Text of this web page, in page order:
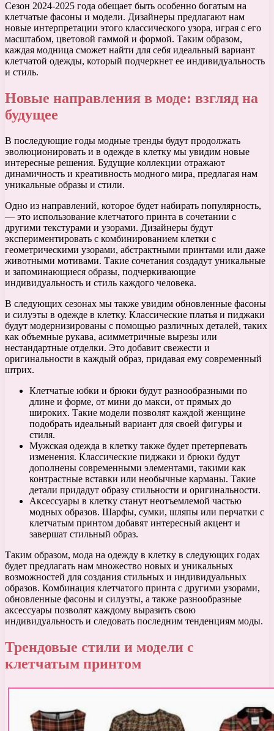
Сезон 2024-2025 года обещает быть особенно богатым на
клетчатые фасоны и модели. Дизайнеры предлагают нам
новые интерпретации этого классического узора, играя с его
масштабом, цветовой гаммой и формой. Таким образом,
каждая модница сможет найти для себя идеальный вариант
клетчатой одежды, который подчеркнет ее индивидуальность
и стиль.
Новые направления в моде: взгляд на
будущее
В последующие годы модные тренды будут продолжать
эволюционировать и в одежде в клетку мы увидим новые
интересные решения. Будущие коллекции отражают
динамичность и креативность модного мира, предлагая нам
уникальные образы и стили.
Одно из направлений, которое будет набирать популярность,
— это использование клетчатого принта в сочетании с
другими текстурами и узорами. Дизайнеры будут
экспериментировать с комбинированием клетки с
геометрическими узорами, абстрактными принтами или даже
животными мотивами. Такие сочетания создадут уникальные
и запоминающиеся образы, подчеркивающие
индивидуальность и стиль каждого человека.
В следующих сезонах мы также увидим обновленные фасоны
и силуэты в одежде в клетку. Классические платья и пиджаки
будут модернизированы с помощью различных деталей, таких
как объемные рукава, асимметричные вырезы или
нестандартные отделки. Это добавит свежести и
оригинальности в каждый образ, придавая ему современный
штрих.
Клетчатые юбки и брюки будут разнообразными по
длине и форме, от мини до макси, от прямых до
широких. Такие модели позволят каждой женщине
подобрать идеальный вариант для своей фигуры и
стиля.
Мужская одежда в клетку также будет претерпевать
изменения. Классические пиджаки и брюки будут
дополнены современными элементами, такими как
контрастные вставки или необычные карманы. Такие
детали придадут образу стильности и оригинальности.
Аксессуары в клетку станут неотъемлемой частью
модных образов. Шарфы, сумки, шляпы или перчатки с
клетчатым принтом добавят интересный акцент и
завершат стильный образ.
Таким образом, мода на одежду в клетку в следующих годах
будет предлагать нам множество новых и уникальных
возможностей для создания стильных и индивидуальных
образов. Комбинация клетчатого принта с другими узорами,
обновленные фасоны и силуэты, а также разнообразные
аксессуары позволят каждому выразить свою
индивидуальность и следовать последним тенденциям моды.
Трендовые стили и модели с
клетчатым принтом